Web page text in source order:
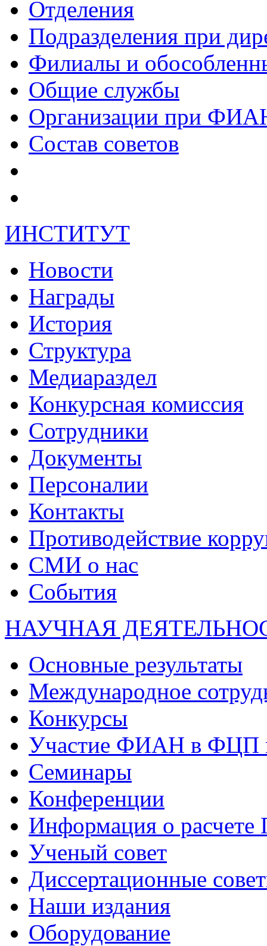
Отделения
Подразделения при
Филиалы и
Общие службы
Организации при
Состав советов
ИНСТИТУТ
Новости
Награды
История
Структура
Медиараздел
Конкурсная комиссия
Сотрудники
Документы
Персоналии
Контакты
Противодействие
СМИ о нас
События
НАУЧНАЯ
Основные результаты
Международное
Конкурсы
Участие ФИАН в ФЦП
Семинары
Конференции
Информация о
Ученый совет
Диссертационные
Наши издания
Оборудование